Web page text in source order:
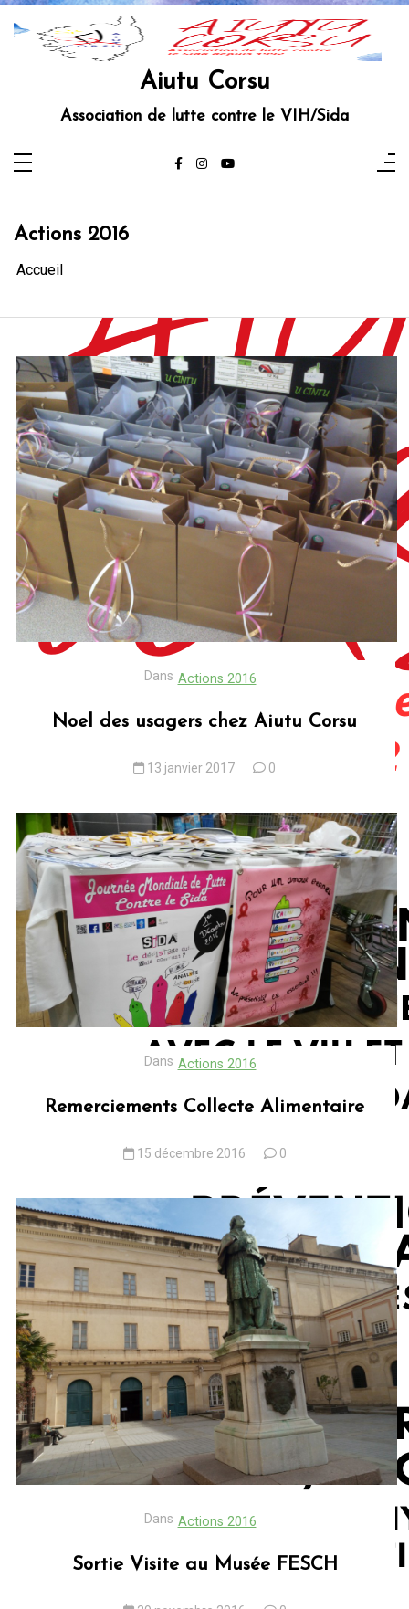
Aller
contenu
Aiutu Corsu
Association de lutte contre le VIH/Sida
Actions 2016
Accueil
Dans Actions 2016
Noel des usagers chez Aiutu Corsu
13 janvier 2017 0
Dans Actions 2016
Remerciements Collecte Alimentaire
15 décembre 2016 0
Dans Actions 2016
Sortie Visite au Musée FESCH